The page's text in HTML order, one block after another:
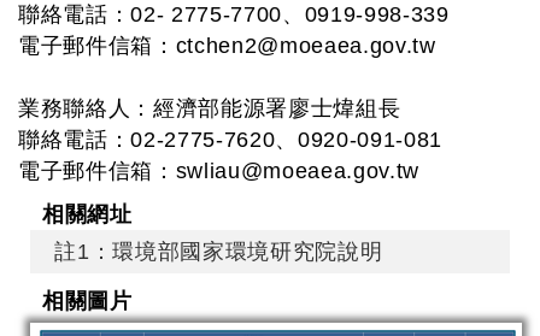
聯絡電話：02- 2775-7700、0919-998-339
電子郵件信箱： ctchen2@moeaea.gov.tw
業務聯絡人：經濟部能源署廖士煒組長
聯絡電話：02-2775-7620、0920-091-081
電子郵件信箱： swliau@moeaea.gov.tw
相關網址
註1：環境部國家環境研究院說明
相關圖片